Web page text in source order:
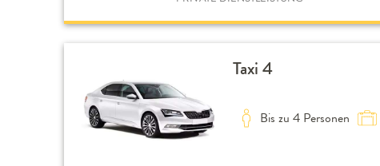
Taxi 4
Bis zu 4 Personen